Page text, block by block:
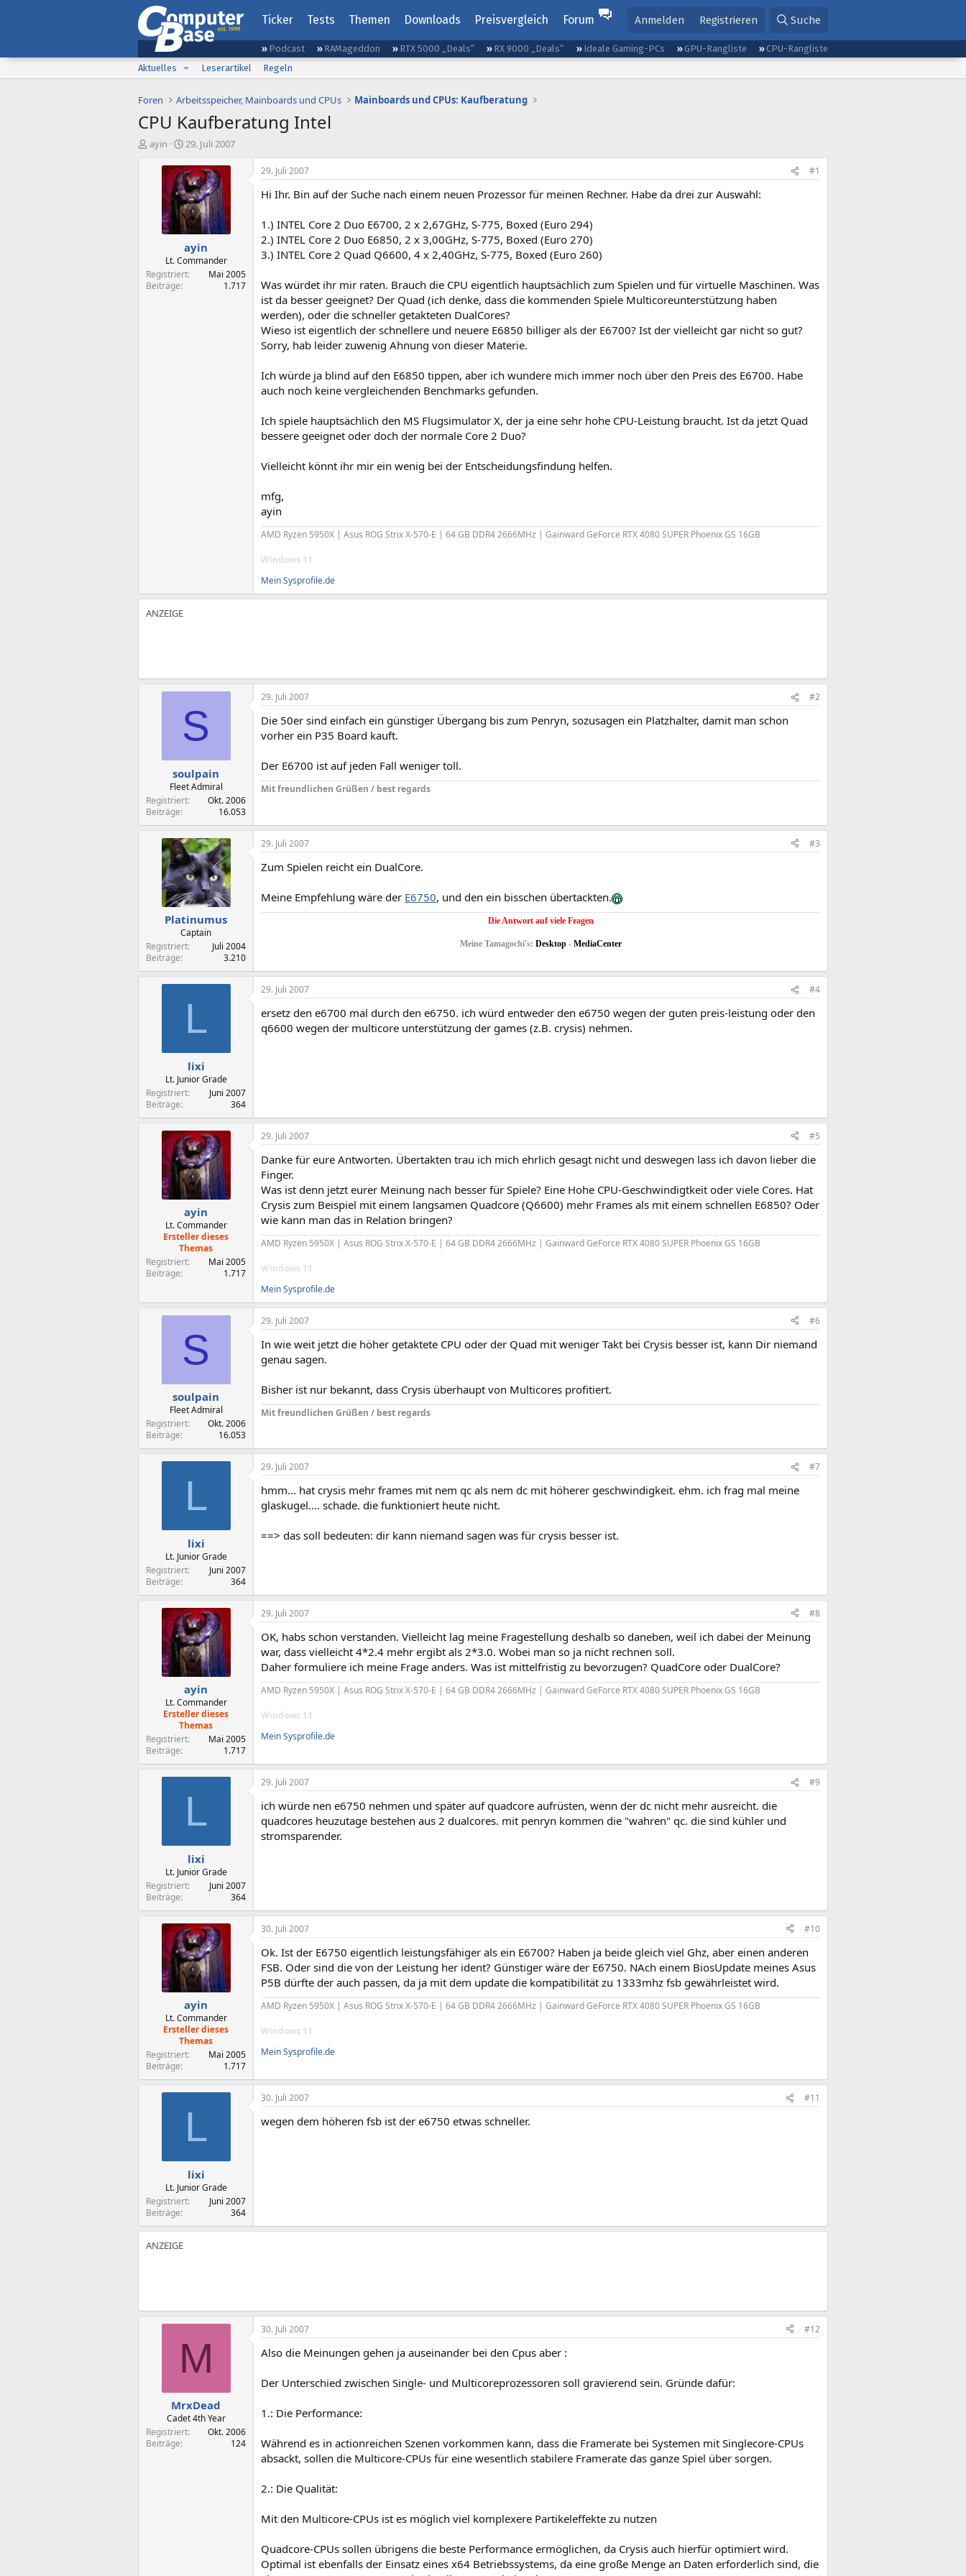
Ticker Tests Themen Downloads Preisvergleich Forum Anmelden Registrieren Suche
Podcast RAMageddon RTX 5000 „Deals“ RX 9000 „Deals“ Ideale Gaming-PCs GPU-Rangliste
CPU-Rangliste
Aktuelles
Leserartikel Regeln
Foren Arbeitsspeicher, Mainboards und CPUs Mainboards und CPUs: Kaufberatung
CPU Kaufberatung Intel
E
ayin
E
s
t
e
l
l
t
a
m
29. Juli 2007
ayin
Lt. Commander
Registriert
Mai 2005
Beiträge
1.717
29. Juli 2007 #1
Hi Ihr. Bin auf der Suche nach einem neuen Prozessor für meinen Rechner. Habe da drei zur Auswahl:
1.) INTEL Core 2 Duo E6700, 2 x 2,67GHz, S-775, Boxed (Euro 294)
2.) INTEL Core 2 Duo E6850, 2 x 3,00GHz, S-775, Boxed (Euro 270)
3.) INTEL Core 2 Quad Q6600, 4 x 2,40GHz, S-775, Boxed (Euro 260)
Was würdet ihr mir raten. Brauch die CPU eigentlich hauptsächlich zum Spielen und für virtuelle Maschinen. Was
ist da besser geeignet? Der Quad (ich denke, dass die kommenden Spiele Multicoreunterstützung haben
werden), oder die schneller getakteten DualCores?
Wieso ist eigentlich der schnellere und neuere E6850 billiger als der E6700? Ist der vielleicht gar nicht so gut?
Sorry, hab leider zuwenig Ahnung von dieser Materie.
Ich würde ja blind auf den E6850 tippen, aber ich wundere mich immer noch über den Preis des E6700. Habe
auch noch keine vergleichenden Benchmarks gefunden.
Ich spiele hauptsächlich den MS Flugsimulator X, der ja eine sehr hohe CPU-Leistung braucht. Ist da jetzt Quad
bessere geeignet oder doch der normale Core 2 Duo?
Vielleicht könnt ihr mir ein wenig bei der Entscheidungsfindung helfen.
mfg,
ayin
AMD Ryzen 5950X | Asus ROG Strix X-570-E | 64 GB DDR4 2666MHz | Gainward GeForce RTX 4080 SUPER Phoenix GS 16GB
Windows 11
Mein Sysprofile.de
S
soulpain
Fleet Admiral
Registriert
Okt. 2006
Beiträge
16.053
29. Juli 2007 #2
Die 50er sind einfach ein günstiger Übergang bis zum Penryn, sozusagen ein Platzhalter, damit man schon
vorher ein P35 Board kauft.
Der E6700 ist auf jeden Fall weniger toll.
Mit freundlichen Grüßen / best regards
Platinumus
Captain
Registriert
Juli 2004
Beiträge
3.210
29. Juli 2007 #3
Zum Spielen reicht ein DualCore.
Meine Empfehlung wäre der E6750, und den ein bisschen übertackten.
Die Antwort auf viele Fragen
Meine Tamagochi's: Desktop- MediaCenter
L
lixi
Lt. Junior Grade
Registriert
Juni 2007
Beiträge
364
29. Juli 2007 #4
ersetz den e6700 mal durch den e6750. ich würd entweder den e6750 wegen der guten preis-leistung oder den
q6600 wegen der multicore unterstützung der games (z.B. crysis) nehmen.
ayin
Lt. Commander
Ersteller dieses
Themas
Registriert
Mai 2005
Beiträge
1.717
29. Juli 2007 #5
Danke für eure Antworten. Übertakten trau ich mich ehrlich gesagt nicht und deswegen lass ich davon lieber die
Finger.
Was ist denn jetzt eurer Meinung nach besser für Spiele? Eine Hohe CPU-Geschwindigtkeit oder viele Cores. Hat
Crysis zum Beispiel mit einem langsamen Quadcore (Q6600) mehr Frames als mit einem schnellen E6850? Oder
wie kann man das in Relation bringen?
AMD Ryzen 5950X | Asus ROG Strix X-570-E | 64 GB DDR4 2666MHz | Gainward GeForce RTX 4080 SUPER Phoenix GS 16GB
Windows 11
Mein Sysprofile.de
S
soulpain
Fleet Admiral
Registriert
Okt. 2006
Beiträge
16.053
29. Juli 2007 #6
In wie weit jetzt die höher getaktete CPU oder der Quad mit weniger Takt bei Crysis besser ist, kann Dir niemand
genau sagen.
Bisher ist nur bekannt, dass Crysis überhaupt von Multicores profitiert.
Mit freundlichen Grüßen / best regards
L
lixi
Lt. Junior Grade
Registriert
Juni 2007
Beiträge
364
29. Juli 2007 #7
hmm... hat crysis mehr frames mit nem qc als nem dc mit höherer geschwindigkeit. ehm. ich frag mal meine
glaskugel.... schade. die funktioniert heute nicht.
==> das soll bedeuten: dir kann niemand sagen was für crysis besser ist.
ayin
Lt. Commander
Ersteller dieses
Themas
Registriert
Mai 2005
Beiträge
1.717
29. Juli 2007 #8
OK, habs schon verstanden. Vielleicht lag meine Fragestellung deshalb so daneben, weil ich dabei der Meinung
war, dass vielleicht 4*2.4 mehr ergibt als 2*3.0. Wobei man so ja nicht rechnen soll.
Daher formuliere ich meine Frage anders. Was ist mittelfristig zu bevorzugen? QuadCore oder DualCore?
AMD Ryzen 5950X | Asus ROG Strix X-570-E | 64 GB DDR4 2666MHz | Gainward GeForce RTX 4080 SUPER Phoenix GS 16GB
Windows 11
Mein Sysprofile.de
L
lixi
Lt. Junior Grade
Registriert
Juni 2007
Beiträge
364
29. Juli 2007 #9
ich würde nen e6750 nehmen und später auf quadcore aufrüsten, wenn der dc nicht mehr ausreicht. die
quadcores heuzutage bestehen aus 2 dualcores. mit penryn kommen die "wahren" qc. die sind kühler und
stromsparender.
ayin
Lt. Commander
Ersteller dieses
Themas
Registriert
Mai 2005
Beiträge
1.717
30. Juli 2007 #10
Ok. Ist der E6750 eigentlich leistungsfähiger als ein E6700? Haben ja beide gleich viel Ghz, aber einen anderen
FSB. Oder sind die von der Leistung her ident? Günstiger wäre der E6750. NAch einem BiosUpdate meines Asus
P5B dürfte der auch passen, da ja mit dem update die kompatibilität zu 1333mhz fsb gewährleistet wird.
AMD Ryzen 5950X | Asus ROG Strix X-570-E | 64 GB DDR4 2666MHz | Gainward GeForce RTX 4080 SUPER Phoenix GS 16GB
Windows 11
Mein Sysprofile.de
L
lixi
Lt. Junior Grade
Registriert
Juni 2007
Beiträge
364
30. Juli 2007 #11
wegen dem höheren fsb ist der e6750 etwas schneller.
M
MrxDead
Cadet 4th Year
Registriert
Okt. 2006
Beiträge
124
30. Juli 2007 #12
Also die Meinungen gehen ja auseinander bei den Cpus aber :
Der Unterschied zwischen Single- und Multicoreprozessoren soll gravierend sein. Gründe dafür:
1.: Die Performance:
Während es in actionreichen Szenen vorkommen kann, dass die Framerate bei Systemen mit Singlecore-CPUs
absackt, sollen die Multicore-CPUs für eine wesentlich stabilere Framerate das ganze Spiel über sorgen.
2.: Die Qualität:
Mit den Multicore-CPUs ist es möglich viel komplexere Partikeleffekte zu nutzen
Quadcore-CPUs sollen übrigens die beste Performance ermöglichen, da Crysis auch hierfür optimiert wird.
Optimal ist ebenfalls der Einsatz eines x64 Betriebssystems, da eine große Menge an Daten erforderlich sind, die